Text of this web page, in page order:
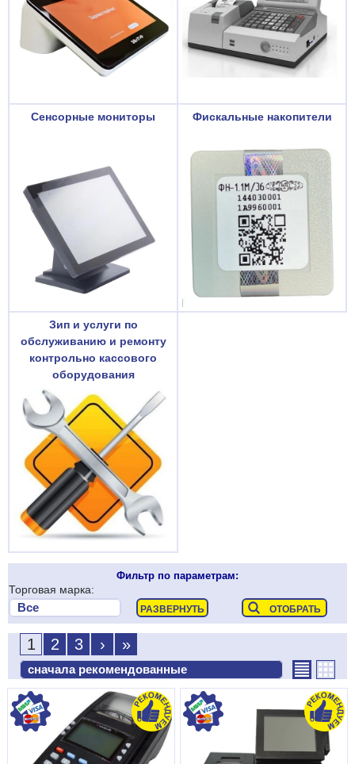
Сенсорные мониторы Фискальные накопители
Зип и услуги по
обслуживанию и ремонту
контрольно кассового
оборудования
Фильтр по параметрам:
Торговая марка:
1 2 3 › »